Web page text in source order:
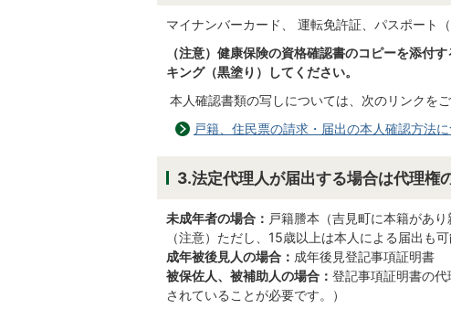
マイナンバーカード、 運転免許証、パスポート
（注意）健康保険の資格確認書のコピーを添付
キング（黒塗り）してください。
本人確認書類の写しについては、次のリンクをご
戸籍、住民票の請求・届出の本人確認方法
3.法定代理人が届出する場合は代理権
未成年者の場合： 戸籍謄本（吉見町に本籍があ
（注意）ただし、15歳以上は本人による届出も可
成年被後見人の場合： 成年後見登記事項証明書
被保佐人、被補助人の場合： 登記事項証明書の
されていることが必要です。）